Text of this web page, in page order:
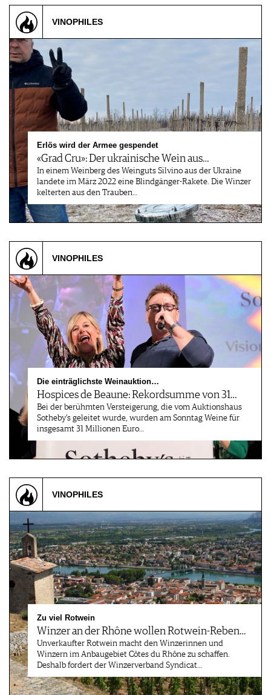
VINOPHILES
Erlös wird der Armee gespendet
«Grad Cru»: Der ukrainische Wein aus…
In einem Weinberg des Weinguts Silvino aus der Ukraine
landete im März 2022 eine Blindgänger-Rakete. Die Winzer
kelterten aus den Trauben…
VINOPHILES
Die einträglichste Weinauktion…
Hospices de Beaune: Rekordsumme von 31…
Bei der berühmten Versteigerung, die vom Auktionshaus
Sotheby’s geleitet wurde, wurden am Sonntag Weine für
insgesamt 31 Millionen Euro…
VINOPHILES
Zu viel Rotwein
Winzer an der Rhône wollen Rotwein-Reben…
Unverkaufter Rotwein macht den Winzerinnen und
Winzern im Anbaugebiet Côtes du Rhône zu schaffen.
Deshalb fordert der Winzerverband Syndicat…